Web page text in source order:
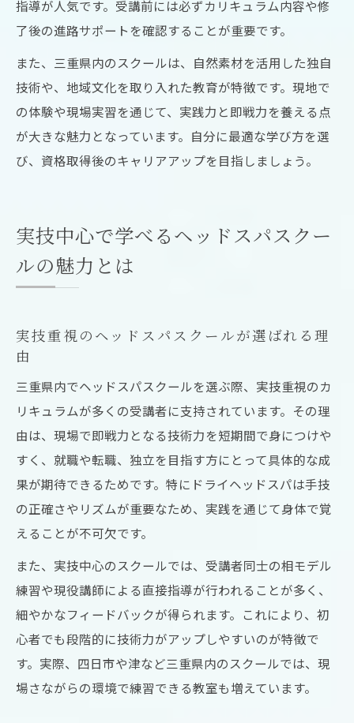
指導が人気です。受講前には必ずカリキュラム内容や修
了後の進路サポートを確認することが重要です。
また、三重県内のスクールは、自然素材を活用した独自
技術や、地域文化を取り入れた教育が特徴です。現地で
の体験や現場実習を通じて、実践力と即戦力を養える点
が大きな魅力となっています。自分に最適な学び方を選
び、資格取得後のキャリアアップを目指しましょう。
実技中心で学べるヘッドスパスクー
ルの魅力とは
実技重視のヘッドスパスクールが選ばれる理
由
三重県内でヘッドスパスクールを選ぶ際、実技重視のカ
リキュラムが多くの受講者に支持されています。その理
由は、現場で即戦力となる技術力を短期間で身につけや
すく、就職や転職、独立を目指す方にとって具体的な成
果が期待できるためです。特にドライヘッドスパは手技
の正確さやリズムが重要なため、実践を通じて身体で覚
えることが不可欠です。
また、実技中心のスクールでは、受講者同士の相モデル
練習や現役講師による直接指導が行われることが多く、
細やかなフィードバックが得られます。これにより、初
心者でも段階的に技術力がアップしやすいのが特徴で
す。実際、四日市や津など三重県内のスクールでは、現
場さながらの環境で練習できる教室も増えています。